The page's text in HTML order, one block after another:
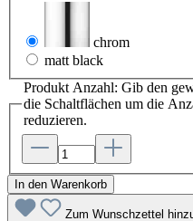
chrom
matt black
Produkt Anzahl: Gib den
die Schaltflächen um die
reduzieren.
In den Warenkorb
Zum Wunschzettel